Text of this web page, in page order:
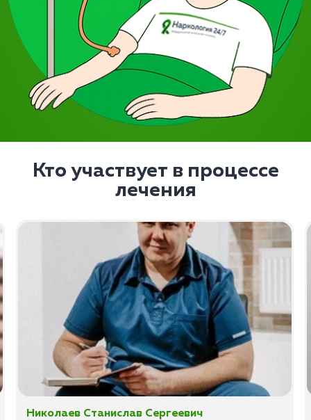
Кто участвует в процессе
лечения
Николаев Станислав Сергеевич